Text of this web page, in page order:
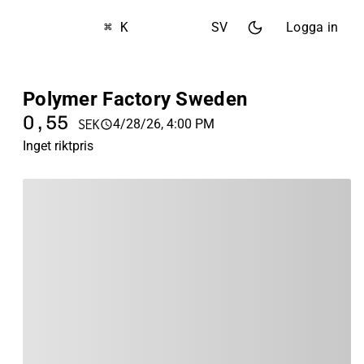
⌘ K SV Logga in
Polymer Factory Sweden
0,55 SEK
4/28/26, 4:00 PM
Inget riktpris